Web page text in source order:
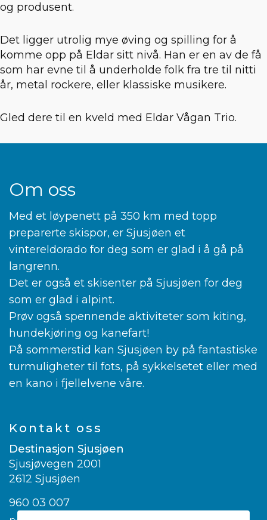
og produsent.
Det ligger utrolig mye øving og spilling for å
komme opp på Eldar sitt nivå. Han er en av de få
som har evne til å underholde folk fra tre til nitti
år, metal rockere, eller klassiske musikere.
Gled dere til en kveld med Eldar Vågan Trio.
Om oss
Med et løypenett på 350 km med topp
preparerte skispor, er Sjusjøen et
vintereldorado for deg som er glad i å gå på
langrenn.
Det er også et skisenter på Sjusjøen for deg
som er glad i alpint.
Prøv også spennende aktiviteter som kiting,
hundekjøring og kanefart!
På sommerstid kan Sjusjøen by på fantastiske
turmuligheter til fots, på sykkelsetet eller med
en kano i fjellelvene våre.
Kontakt oss
Destinasjon Sjusjøen
Sjusjøvegen 2001
2612 Sjusjøen
960 03 007